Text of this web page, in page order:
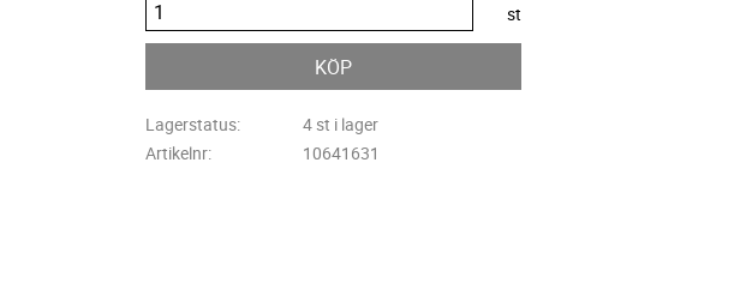
st
KÖP
Lagerstatus
4 st i lager
Artikelnr
10641631